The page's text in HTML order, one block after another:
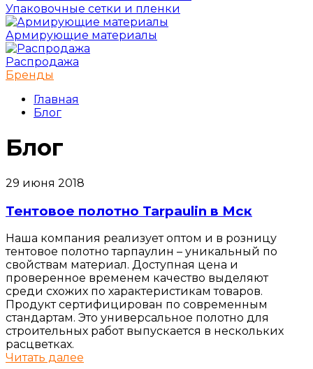
Упаковочные сетки и пленки
Армирующие материалы
Распродажа
Бренды
Главная
Блог
Блог
29 июня 2018
Тентовое полотно Tarpaulin в Мск
Наша компания реализует оптом и в розницу
тентовое полотно тарпаулин – уникальный по
свойствам материал. Доступная цена и
проверенное временем качество выделяют
среди схожих по характеристикам товаров.
Продукт сертифицирован по современным
стандартам. Это универсальное полотно для
строительных работ выпускается в нескольких
расцветках.
Читать далее